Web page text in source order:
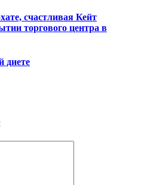
счастливая Кейт
торгового центра в
диете